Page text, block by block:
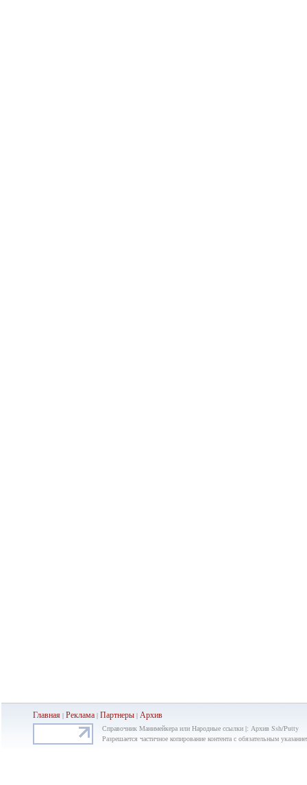
Главная |Реклама|Партнеры |Архив
Справочник Манимейкера или Народные ссылки |: Архив Ssh/Putty
Разрешается частичное копирование контента с обязательным